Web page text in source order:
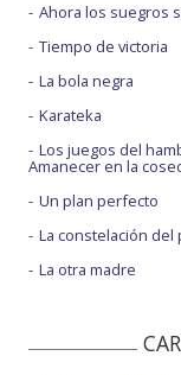
Ahora los suegros
Tiempo de victoria
La bola negra
Karateka
Los juegos del
Amanecer en la
Un plan perfecto
La constelación del
La otra madre